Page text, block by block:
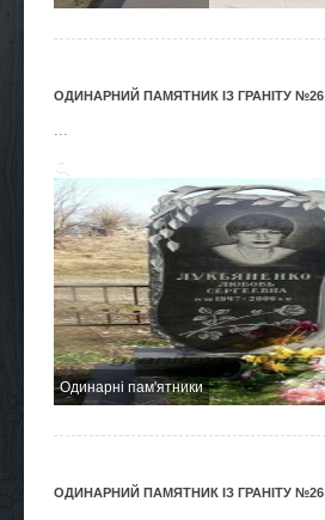
ОДИНАРНИЙ ПАМЯТНИК ІЗ ГРАНІТУ №26
Одинарні пам'ятники
ОДИНАРНИЙ ПАМЯТНИК ІЗ ГРАНІТУ №26